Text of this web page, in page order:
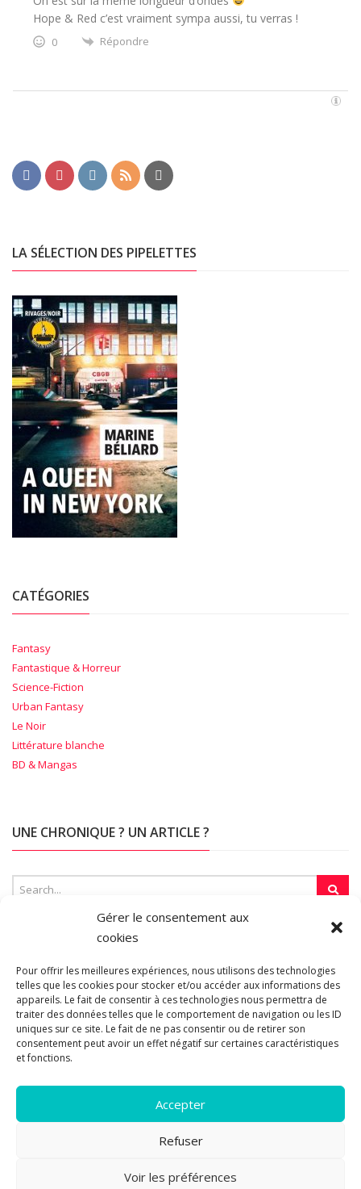
Gérer le consentement aux
cookies
Pour offrir les meilleures expériences, nous utilisons des technologies
telles que les cookies pour stocker et/ou accéder aux informations des
appareils. Le fait de consentir à ces technologies nous permettra de
traiter des données telles que le comportement de navigation ou les ID
uniques sur ce site. Le fait de ne pas consentir ou de retirer son
consentement peut avoir un effet négatif sur certaines caractéristiques
et fonctions.
Accepter
Refuser
Voir les préférences
Hope & Red c’est vraiment sympa aussi, tu verras !
0 Répondre
LA SÉLECTION DES PIPELETTES
CATÉGORIES
Fantasy
Fantastique & Horreur
Science-Fiction
Urban Fantasy
Le Noir
Littérature blanche
BD & Mangas
UNE CHRONIQUE ? UN ARTICLE ?
SUR LA TOILE…
Blogroll
de cookies.